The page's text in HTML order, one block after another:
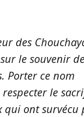
des
le souvenir
Porter ce nom
le
qui ont survécu